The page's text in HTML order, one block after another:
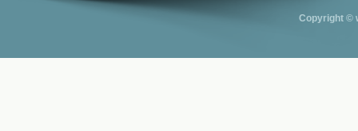
Copyright ©